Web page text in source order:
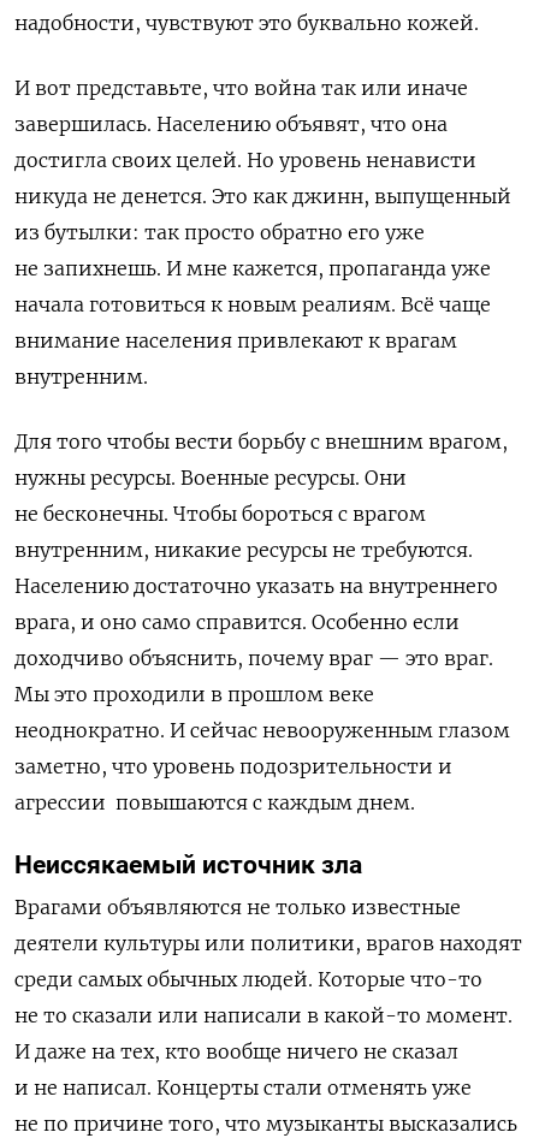
надобности, чувствуют это буквально кожей.
И вот представьте, что война так или иначе
завершилась. Населению объявят, что она
достигла своих целей. Но уровень ненависти
никуда не денется. Это как джинн, выпущенный
из бутылки: так просто обратно его уже
не запихнешь. И мне кажется, пропаганда уже
начала готовиться к новым реалиям. Всё чаще
внимание населения привлекают к врагам
внутренним.
Для того чтобы вести борьбу с внешним врагом,
нужны ресурсы. Военные ресурсы. Они
не бесконечны. Чтобы бороться с врагом
внутренним, никакие ресурсы не требуются.
Населению достаточно указать на внутреннего
врага, и оно само справится. Особенно если
доходчиво объяснить, почему враг — это враг.
Мы это проходили в прошлом веке
неоднократно. И сейчас невооруженным глазом
заметно, что уровень подозрительности и
агрессии повышаются с каждым днем.
Неиссякаемый источник зла
Врагами объявляются не только известные
деятели культуры или политики, врагов находят
среди самых обычных людей. Которые что-то
не то сказали или написали в какой-то момент.
И даже на тех, кто вообще ничего не сказал
и не написал. Концерты стали отменять уже
не по причине того, что музыканты высказались